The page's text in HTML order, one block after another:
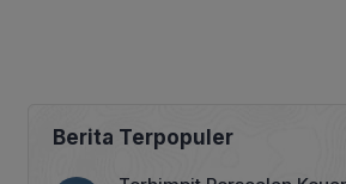
Berita Terpopuler